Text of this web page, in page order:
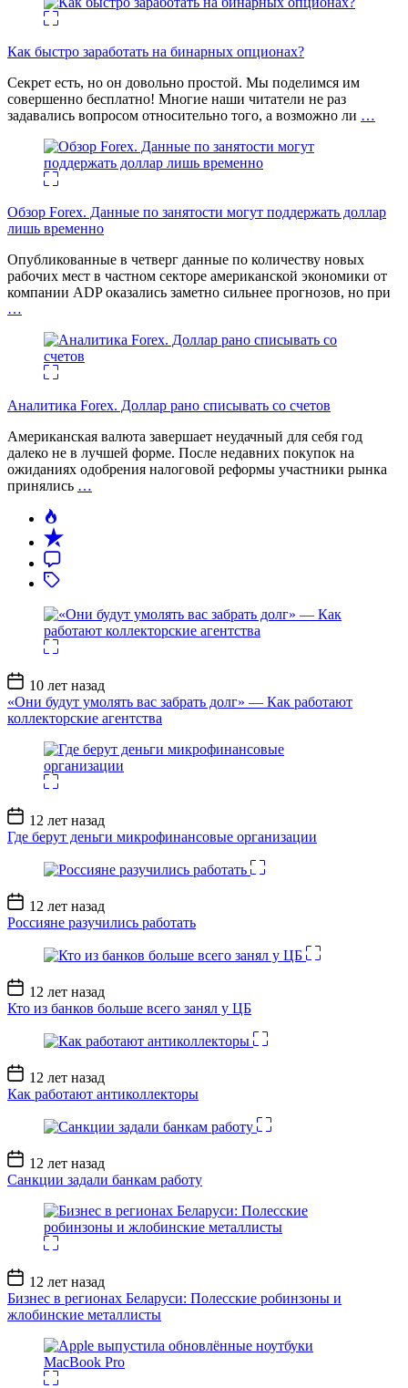
Как быстро заработать на бинарных опционах?
Секрет есть, но он довольно простой. Мы поделимся им
совершенно бесплатно! Многие наши читатели не раз
задавались вопросом относительно того, а возможно ли …
Обзор Forex. Данные по занятости могут поддержать доллар
лишь временно
Опубликованные в четверг данные по количеству новых
рабочих мест в частном секторе американской экономики от
компании ADP оказались заметно сильнее прогнозов, но при
…
Аналитика Forex. Доллар рано списывать со счетов
Американская валюта завершает неудачный для себя год
далеко не в лучшей форме. После недавних покупок на
ожиданиях одобрения налоговой реформы участники рынка
принялись …
Дата
записи
10 лет назад
«Они будут умолять вас забрать долг» — Как работают
коллекторские агентства
Дата
записи
12 лет назад
Где берут деньги микрофинансовые организации
Дата
записи
12 лет назад
Россияне разучились работать
Дата
записи
12 лет назад
Кто из банков больше всего занял у ЦБ
Дата
записи
12 лет назад
Как работают антиколлекторы
Дата
записи
12 лет назад
Санкции задали банкам работу
Дата
записи
12 лет назад
Бизнес в регионах Беларуси: Полесские робинзоны и
жлобинские металлисты